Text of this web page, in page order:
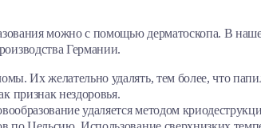
можно с помощью дерматоскопа. В
Германии.
Их желательно удалять, тем более, что
признак нездоровья.
удаляется методом